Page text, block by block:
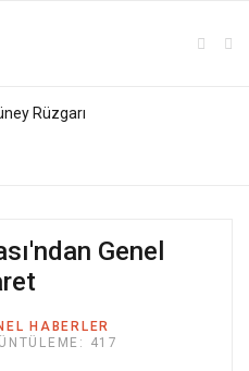
Genel
HABERLER
417